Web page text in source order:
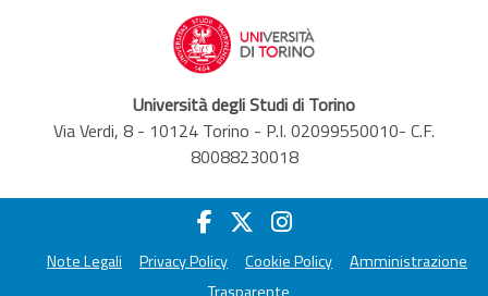
Università degli Studi di Torino
Via Verdi, 8 - 10124 Torino - P.I. 02099550010- C.F.
80088230018
Note Legali Privacy Policy Cookie Policy
Amministrazione
Trasparente